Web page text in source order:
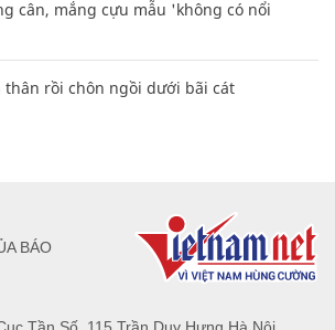
cân, mắng cựu mẫu 'không có nổi
thân rồi chôn ngồi dưới bãi cát
BÁO